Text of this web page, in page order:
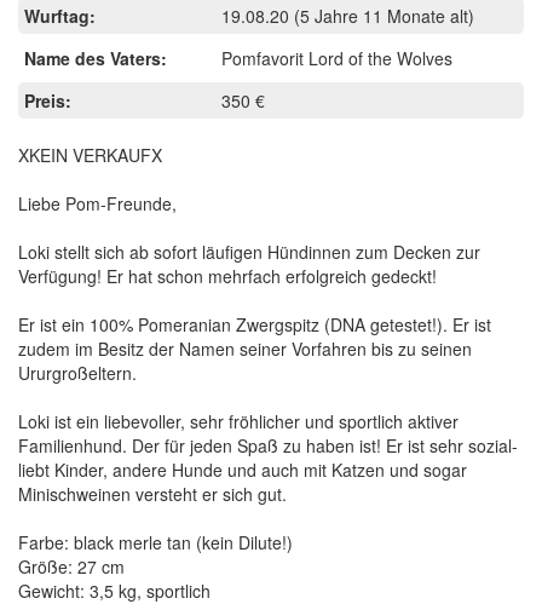
Wurftag:
19.08.20 (5 Jahre 11 Monate alt)
Name des Vaters:
Pomfavorit Lord of the Wolves
Preis:
350 €
XKEIN VERKAUFX
Liebe Pom-Freunde,
Loki stellt sich ab sofort läufigen Hündinnen zum Decken zur
Verfügung! Er hat schon mehrfach erfolgreich gedeckt!
Er ist ein 100% Pomeranian Zwergspitz (DNA getestet!). Er ist
zudem im Besitz der Namen seiner Vorfahren bis zu seinen
Ururgroßeltern.
Loki ist ein liebevoller, sehr fröhlicher und sportlich aktiver
Familienhund. Der für jeden Spaß zu haben ist! Er ist sehr sozial-
liebt Kinder, andere Hunde und auch mit Katzen und sogar
Minischweinen versteht er sich gut.
Farbe: black merle tan (kein Dilute!)
Größe: 27 cm
Gewicht: 3,5 kg, sportlich